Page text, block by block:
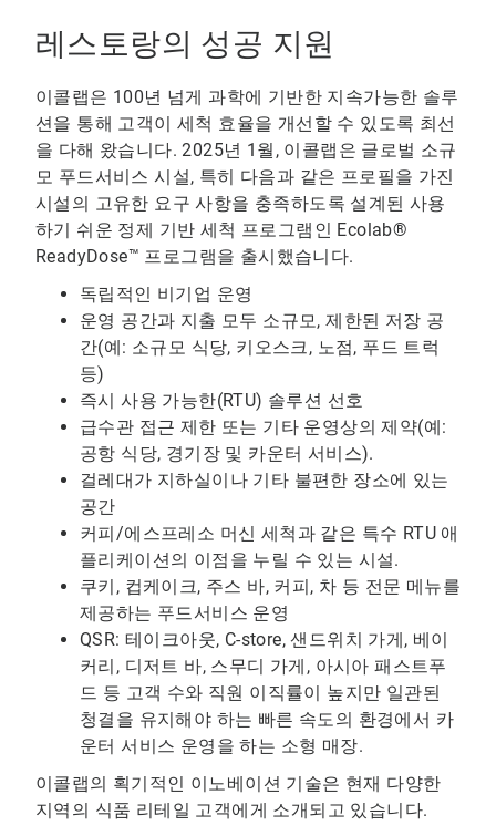
레스토랑의 성공 지원
이콜랩은 100년 넘게 과학에 기반한 지속가능한 솔루
션을 통해 고객이 세척 효율을 개선할 수 있도록 최선
을 다해 왔습니다. 2025년 1월, 이콜랩은 글로벌 소규
모 푸드서비스 시설, 특히 다음과 같은 프로필을 가진
시설의 고유한 요구 사항을 충족하도록 설계된 사용
하기 쉬운 정제 기반 세척 프로그램인 Ecolab®
ReadyDose™ 프로그램을 출시했습니다.
독립적인 비기업 운영
운영 공간과 지출 모두 소규모, 제한된 저장 공
간(예: 소규모 식당, 키오스크, 노점, 푸드 트럭
등)
즉시 사용 가능한(RTU) 솔루션 선호
급수관 접근 제한 또는 기타 운영상의 제약(예:
공항 식당, 경기장 및 카운터 서비스).
걸레대가 지하실이나 기타 불편한 장소에 있는
공간
커피/에스프레소 머신 세척과 같은 특수 RTU 애
플리케이션의 이점을 누릴 수 있는 시설.
쿠키, 컵케이크, 주스 바, 커피, 차 등 전문 메뉴를
제공하는 푸드서비스 운영
QSR: 테이크아웃, C-store, 샌드위치 가게, 베이
커리, 디저트 바, 스무디 가게, 아시아 패스트푸
드 등 고객 수와 직원 이직률이 높지만 일관된
청결을 유지해야 하는 빠른 속도의 환경에서 카
운터 서비스 운영을 하는 소형 매장.
이콜랩의 획기적인 이노베이션 기술은 현재 다양한
지역의 식품 리테일 고객에게 소개되고 있습니다.